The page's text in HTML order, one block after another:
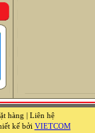
hàng | Liên hệ
kế bởi VIETCOM